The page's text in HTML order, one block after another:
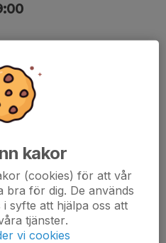
kakor
(cookies) för att vår
bra för dig. De används
syfte att hjälpa oss att
tjänster.
vi cookies